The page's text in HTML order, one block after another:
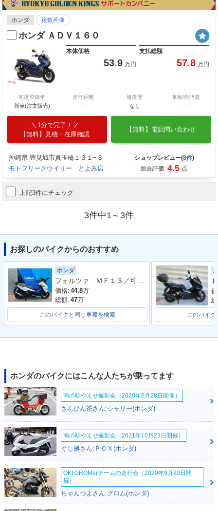
ホンダ 複数画像
ホンダ ＡＤＶ１６０
本体価格
53.9 万円
支払総額
57.8 万円
初度登録年
新車(注文販売)
走行距離
―
修復歴
なし
車検/自賠責
―
1分で完了！
【無料】見積・在庫確認
【無料】電話問い合わせ
沖縄県 豊見城市真玉橋１３１−３
モトフリークウイリー とよみ店
ショップレビュー(8件)
総合評価: 4.5 点
上記3件にチェック
3件中1～3件
お探しのバイクからのおすすめ
ホンダ
フォルツァ ＭＦ１３／可動式スクリーン／フルＬＥＤ／ＥＴＣ付き／グリップヒーター
価格: 44.8万
総額: 47万
このバイクと同じ車種を検索 このバイク
ホンダのバイクにはこんな人たちが乗ってます
南の駅やえせ撮影会（2020年6月28日開催）
さんぴん茶さん:シャリー(ホンダ)
南の駅やえせ撮影会（2021年10月23日開催）
ぐし拠さん:ＰＣＸ(ホンダ)
OKI GROMerチームの走行会（2020年9月20日開
催）
ちゃんつよさん:グロム(ホンダ)